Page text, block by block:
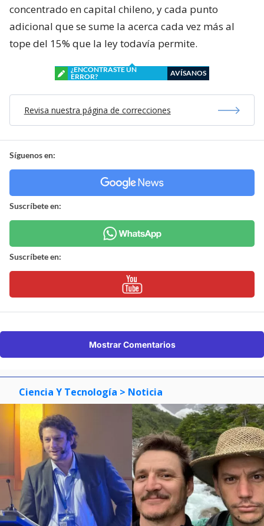
concentrado en capital chileno, y cada punto
adicional que se sume la acerca cada vez más al
tope del 15% que la ley todavía permite.
¿ENCONTRASTE UN
ERROR?
AVÍSANOS
Revisa nuestra página de correcciones
Síguenos en:
Suscríbete en:
Suscríbete en:
Mostrar Comentarios
Ciencia Y Tecnología > Noticia